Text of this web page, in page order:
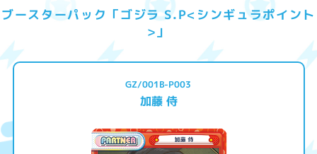
ブースターパック「ゴジラ S.P<シンギュラポイント
>」
GZ/001B-P003
加藤 侍